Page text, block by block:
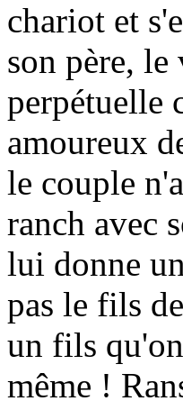
chariot et
son père,
perpétuelle
amoureux
le couple
ranch avec
lui donne
pas le fils
un fils
même !